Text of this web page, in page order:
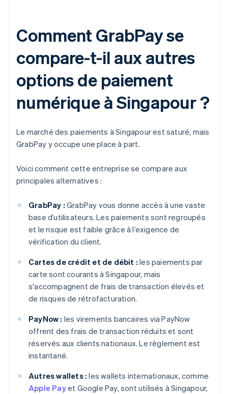
Comment GrabPay se
compare-t-il aux autres
options de paiement
numérique à Singapour ?
Le marché des paiements à Singapour est saturé, mais
GrabPay y occupe une place à part.
Voici comment cette entreprise se compare aux
principales alternatives :
GrabPay : GrabPay vous donne accès à une vaste
base d’utilisateurs. Les paiements sont regroupés
et le risque est faible grâce à l’exigence de
vérification du client.
Cartes de crédit et de débit : les paiements par
carte sont courants à Singapour, mais
s'accompagnent de frais de transaction élevés et
de risques de rétrofacturation.
PayNow : les virements bancaires via PayNow
offrent des frais de transaction réduits et sont
réservés aux clients nationaux. Le règlement est
instantané.
Autres wallets : les wallets internationaux, comme
Apple Payet Google Pay, sont utilisés à Singapour,